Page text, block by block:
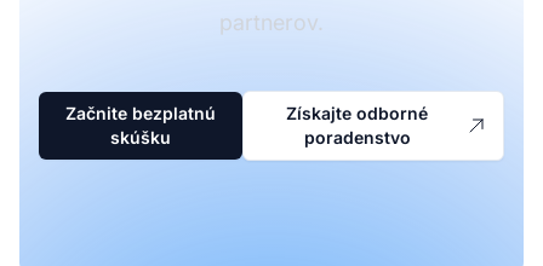
partnerov.
Začnite bezplatnú
skúšku
Získajte odborné
poradenstvo